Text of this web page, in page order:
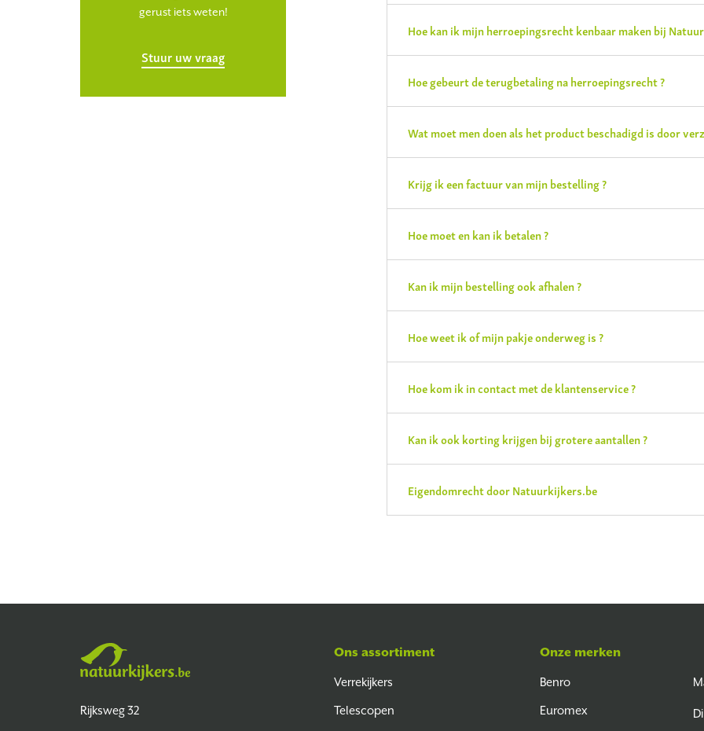
Hoe kan ik mijn herroepingsrecht kenbaar maken bij
Hoe gebeurt de terugbetaling na herroepingsrecht ?
Wat moet men doen als het product beschadigd is door
Krijg ik een factuur van mijn bestelling ?
Hoe moet en kan ik betalen ?
Kan ik mijn bestelling ook afhalen ?
Hoe weet ik of mijn pakje onderweg is ?
Hoe kom ik in contact met de klantenservice ?
Kan ik ook korting krijgen bij grotere aantallen ?
Eigendomrecht door Natuurkijkers.be
gerust iets weten!
Stuur uw vraag
Rijksweg 32
Ons assortiment
Verrekijkers
Telescopen
Onze merken
Benro
Euromex Di